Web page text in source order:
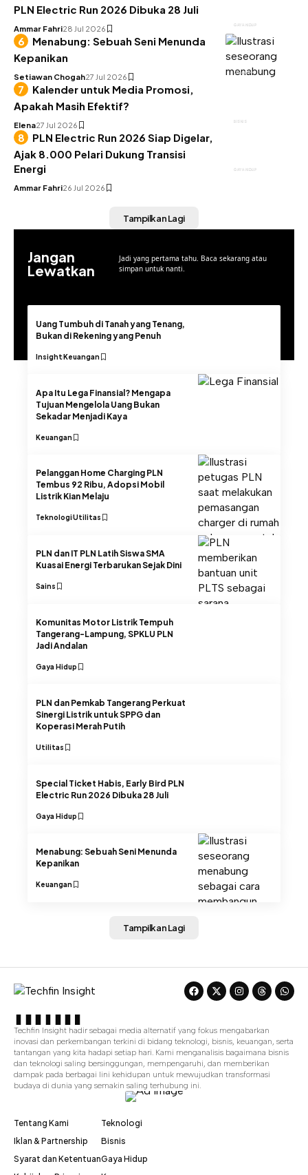
GAYA HIDUP
PLN Electric Run 2026 Dibuka 28 Juli
Ammar Fahri28 Jul 2026
KEUANGAN
Menabung: Sebuah Seni Menunda
Kepanikan
Setiawan Chogah27 Jul 2026
BISNIS
Kalender untuk Media Promosi,
Apakah Masih Efektif?
Elena27 Jul 2026
GAYA HIDUP
PLN Electric Run 2026 Siap Digelar,
Ajak 8.000 Pelari Dukung Transisi
Energi
Ammar Fahri26 Jul 2026
Tampilkan Lagi
Jangan
Lewatkan
Jadi yang pertama tahu. Baca sekarang atau
simpan untuk nanti.
Uang Tumbuh di Tanah yang Tenang,
Bukan di Rekening yang Penuh
InsightKeuangan
Apa Itu Lega Finansial? Mengapa
Tujuan Mengelola Uang Bukan
Sekadar Menjadi Kaya
Keuangan
Pelanggan Home Charging PLN
Tembus 92 Ribu, Adopsi Mobil
Listrik Kian Melaju
TeknologiUtilitas
PLN dan IT PLN Latih Siswa SMA
Kuasai Energi Terbarukan Sejak Dini
Sains
Komunitas Motor Listrik Tempuh
Tangerang-Lampung, SPKLU PLN
Jadi Andalan
Gaya Hidup
PLN dan Pemkab Tangerang Perkuat
Sinergi Listrik untuk SPPG dan
Koperasi Merah Putih
Utilitas
Special Ticket Habis, Early Bird PLN
Electric Run 2026 Dibuka 28 Juli
Gaya Hidup
Menabung: Sebuah Seni Menunda
Kepanikan
Keuangan
Tampilkan Lagi
Techfin Insight hadir sebagai media alternatif yang fokus mengabarkan
inovasi dan perkembangan terkini di bidang teknologi, bisnis, keuangan, serta
tantangan yang kita hadapi setiap hari. Kami menganalisis bagaimana bisnis
dan teknologi saling bersinggungan, mempengaruhi, dan memberikan
dampak pada berbagai lini kehidupan untuk mewujudkan transformasi
budaya di dunia yang semakin saling terhubung ini.
Tentang Kami
Iklan & Partnership
Syarat dan Ketentuan
Teknologi
Bisnis
Gaya Hidup